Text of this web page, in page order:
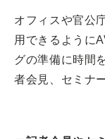
オフィスや官公
用できるように
グの準備に時間
者会見、セミナ